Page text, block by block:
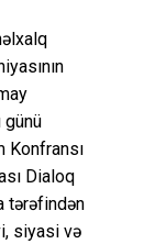
günü
Konfransı
Dialoq
tərəfindən
siyasi və